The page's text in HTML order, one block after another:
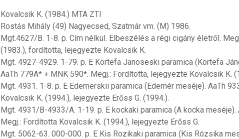
Kovalcsik K. (1984.) MTA ZTI
Rostás Mihály (49) Nagyecsed, Szatmár vm. (M) 1986.
Mgt.4627/B. 1-8. p. Cím nélkül. Elbeszélés a régi cigány életről.
(1983.), fordította, lejegyezte Kovalcsik K.
Mgt. 4927-4929. 1-79. p. E Körtefa Janoseski paramica (Körtefa
AaTh 779A* + MNK 590*. Megj.: Fordította, lejegyezte Kovalcsik K.
Mgt. 4931. 1-8. p. E Edemerskii paramica (Edemér meséje). AaTh
Kovalcsik K. (1994.), lejegyezte Erőss G. (1994.).
Mgt. 4931/B-4933/A. 1-19. p. E kockaki paramica (A kocka meséje).
Megj.: Fordította Kovalcsik K. (1994.), lejegyezte Erőss G.
Mgt. 5062-63. 000-000. p. E Kis Rozikaki paramica (Kis Rózsika